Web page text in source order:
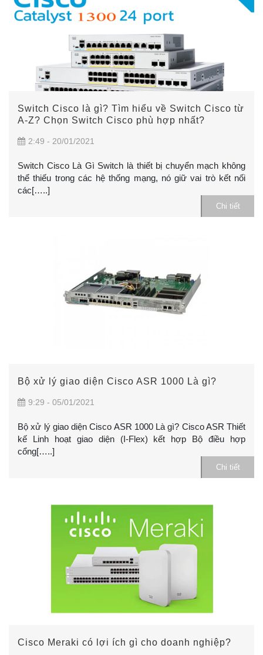
Switch Cisco là gì? Tìm hiểu về Switch Cisco từ
A-Z? Chọn Switch Cisco phù hợp nhất?
2:49 - 20/01/2021
Switch Cisco Là Gì Switch là thiết bị chuyển mạch không
thể thiếu trong các hệ thống mạng, nó giữ vai trò kết nối
các[…..]
Chi tiết
Bộ xử lý giao diện Cisco ASR 1000 Là gì?
9:29 - 05/01/2021
Bộ xử lý giao diện Cisco ASR 1000 Là gì? Cisco ASR Thiết
kế Linh hoạt giao diện (I-Flex) kết hợp Bộ điều hợp
cổng[…..]
Chi tiết
Cisco Meraki có lợi ích gì cho doanh nghiệp?